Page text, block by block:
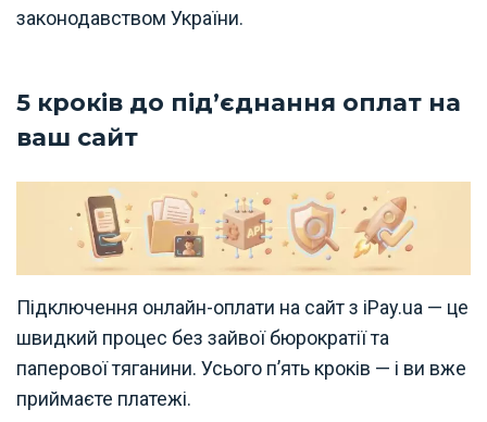
законодавством України.
5 кроків до підʼєднання оплат на
ваш сайт
Підключення онлайн-оплати на сайт з iPay.ua — це
швидкий процес без зайвої бюрократії та
паперової тяганини. Усього п’ять кроків — і ви вже
приймаєте платежі.